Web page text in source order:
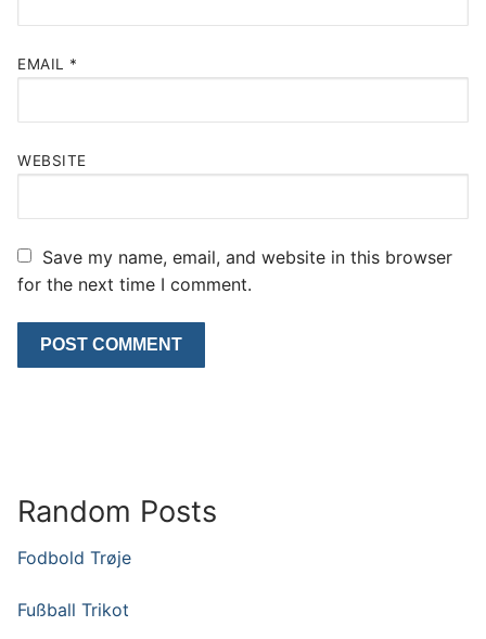
EMAIL *
WEBSITE
Save my name, email, and website in this browser
for the next time I comment.
Random Posts
Fodbold Trøje
Fußball Trikot